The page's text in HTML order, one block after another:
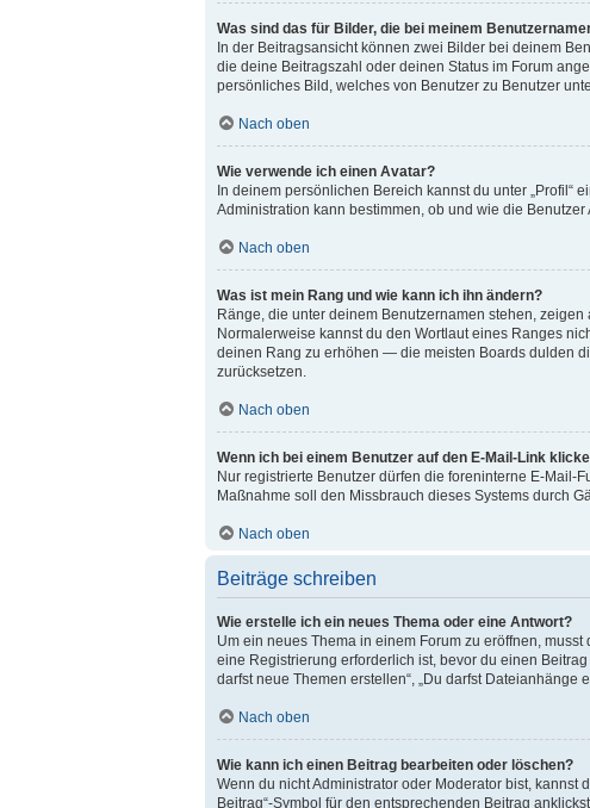
Was sind das für Bilder, die bei meinem
In der Beitragsansicht können zwei Bilder bei deinem
die deine Beitragszahl oder deinen Status im Forum
persönliches Bild, welches von Benutzer zu Benutzer
Nach oben
Wie verwende ich einen Avatar?
In deinem persönlichen Bereich kannst du unter „Profil“
Administration kann bestimmen, ob und wie die
Nach oben
Was ist mein Rang und wie kann ich ihn ändern?
Ränge, die unter deinem Benutzernamen stehen,
Normalerweise kannst du den Wortlaut eines Ranges
deinen Rang zu erhöhen — die meisten Boards dulden
zurücksetzen.
Nach oben
Wenn ich bei einem Benutzer auf den E-Mail-Link
Nur registrierte Benutzer dürfen die foreninterne E-Mail-
Maßnahme soll den Missbrauch dieses Systems durch
Nach oben
Beiträge schreiben
Wie erstelle ich ein neues Thema oder eine Antwort?
Um ein neues Thema in einem Forum zu eröffnen,
eine Registrierung erforderlich ist, bevor du einen
darfst neue Themen erstellen“, „Du darfst Dateianhänge
Nach oben
Wie kann ich einen Beitrag bearbeiten oder löschen?
Wenn du nicht Administrator oder Moderator bist,
Beitrag“-Symbol für den entsprechenden Beitrag